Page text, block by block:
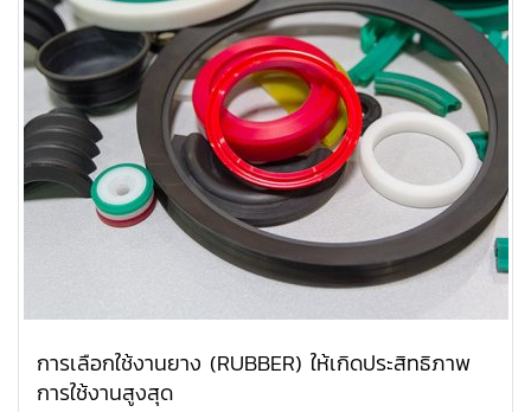
การเลือกใช้งานยาง (RUBBER) ให้เกิดประสิทธิภาพ
การใช้งานสูงสุด